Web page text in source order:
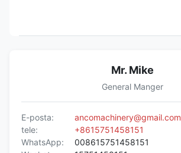
Mr. Mike
General Manger
E-posta:
ancomachinery@gmail.com
tele:
+8615751458151
WhatsApp:
008615751458151